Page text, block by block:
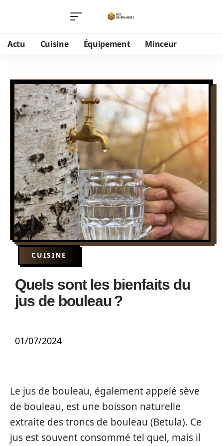
Actu Cuisine Équipement Minceur
CUISINE
Quels sont les bienfaits du
jus de bouleau ?
01/07/2024
Le jus de bouleau, également appelé sève
de bouleau, est une boisson naturelle
extraite des troncs de bouleau (Betula). Ce
jus est souvent consommé tel quel, mais il